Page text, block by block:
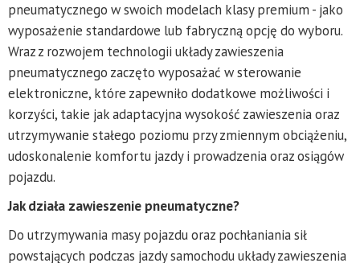
pneumatycznego w swoich modelach klasy premium - jako
wyposażenie standardowe lub fabryczną opcję do wyboru.
Wraz z rozwojem technologii układy zawieszenia
pneumatycznego zaczęto wyposażać w sterowanie
elektroniczne, które zapewniło dodatkowe możliwości i
korzyści, takie jak adaptacyjna wysokość zawieszenia oraz
utrzymywanie stałego poziomu przy zmiennym obciążeniu,
udoskonalenie komfortu jazdy i prowadzenia oraz osiągów
pojazdu.
Jak działa zawieszenie pneumatyczne?
Do utrzymywania masy pojazdu oraz pochłaniania sił
powstających podczas jazdy samochodu układy zawieszenia